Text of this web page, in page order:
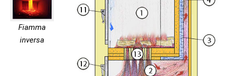
Fiamma
inversa